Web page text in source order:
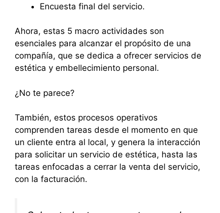
Encuesta final del servicio.
Ahora, estas 5 macro actividades son
esenciales para alcanzar el propósito de una
compañía, que se dedica a ofrecer servicios de
estética y embellecimiento personal.
¿No te parece?
También, estos procesos operativos
comprenden tareas desde el momento en que
un cliente entra al local, y genera la interacción
para solicitar un servicio de estética, hasta las
tareas enfocadas a cerrar la venta del servicio,
con la facturación.